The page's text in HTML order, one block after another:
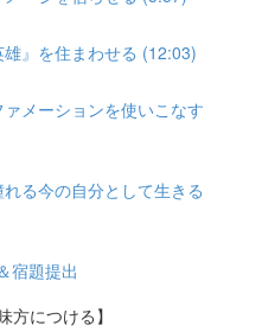
』を住まわせる (12:03)
メーションを使いこなす
る今の自分として生きる
宿題提出
につける】